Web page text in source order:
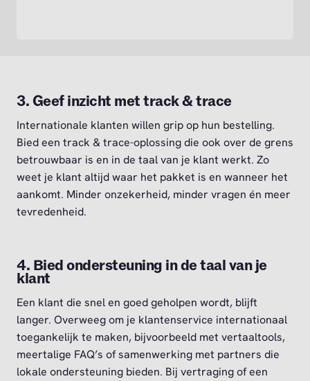
3. Geef inzicht met track & trace
Internationale klanten willen grip op hun bestelling.
Bied een track & trace-oplossing die ook over de grens
betrouwbaar is en in de taal van je klant werkt. Zo
weet je klant altijd waar het pakket is en wanneer het
aankomt. Minder onzekerheid, minder vragen én meer
tevredenheid.
4. Bied ondersteuning in de taal van je
klant
Een klant die snel en goed geholpen wordt, blijft
langer. Overweeg om je klantenservice internationaal
toegankelijk te maken, bijvoorbeeld met vertaaltools,
meertalige FAQ’s of samenwerking met partners die
lokale ondersteuning bieden. Bij vertraging of een